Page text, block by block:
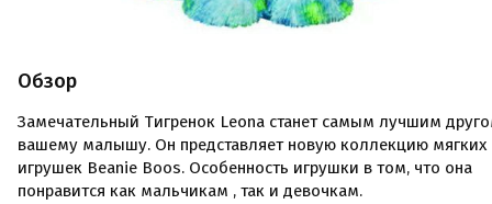
Обзор
Замечательный Тигренок Leona станет самым лучшим
вашему малышу. Он представляет новую коллекцию мягких
игрушек Beanie Boos. Особенность игрушки в том, что она
понравится как мальчикам , так и девочкам.